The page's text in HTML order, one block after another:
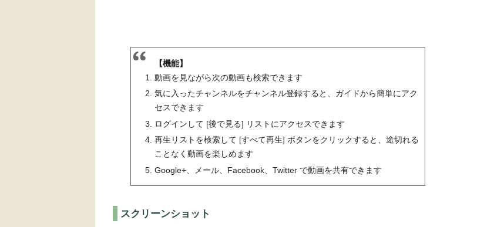
【機能】
動画を見ながら次の動画も検索できます
気に入ったチャンネルをチャンネル登録すると、ガイドから簡単にアク
セスできます
ログインして [後で見る] リストにアクセスできます
再生リストを検索して [すべて再生] ボタンをクリックすると、途切れる
ことなく動画を楽しめます
Google+、メール、Facebook、Twitter で動画を共有できます
スクリーンショット